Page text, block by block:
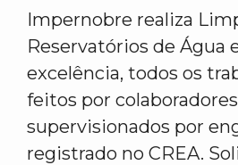
Impernobre realiza
Reservatórios de Água
excelência, todos os
feitos por
supervisionados por
registrado no CREA.